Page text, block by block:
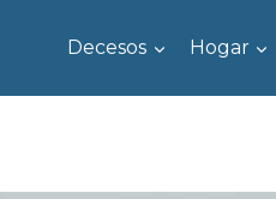
Decesos Hogar